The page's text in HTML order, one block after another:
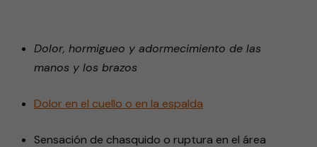
Dolor, hormigueo y adormecimiento de las
manos y los brazos
Dolor en el cuello o en la espalda
Sensación de chasquido o ruptura en el área